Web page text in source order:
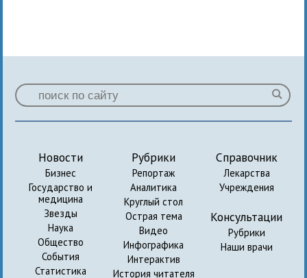
Новости
Бизнес
Государство и
медицина
Звезды
Наука
Общество
События
Статистика
Рубрики
Репортаж
Аналитика
Круглый стол
Острая тема
Видео
Инфографика
Интерактив
История читателя
Справочник
Лекарства
Учреждения
Консультации
Рубрики
Наши врачи